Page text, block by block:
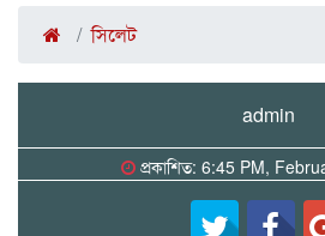
সিলেট
admin
প্রকাশিত: 6:45 PM,